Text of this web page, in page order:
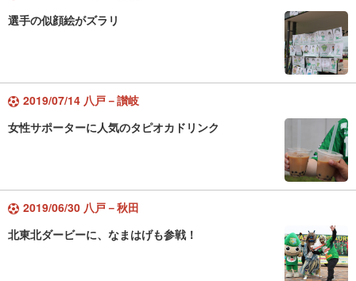
選手の似顔絵がズラリ
2019/07/14 八戸－讃岐
女性サポーターに人気のタピオカドリンク
2019/06/30 八戸－秋田
北東北ダービーに、なまはげも参戦！